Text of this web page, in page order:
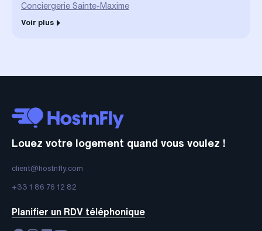
Conciergerie Sainte-Maxime
Voir plus
Louez votre logement quand vous voulez !
client@hostnfly.com
+33 1 86 76 12 82
Planifier un RDV téléphonique